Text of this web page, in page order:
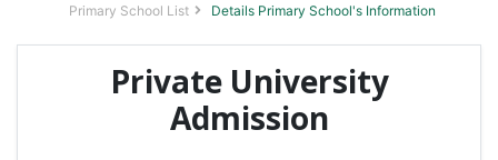
Primary School List
Details Primary School's Information
Private University
Admission